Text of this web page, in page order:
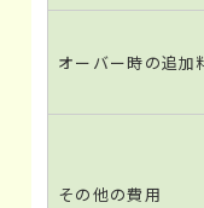
オーバー時の追加
その他の費用